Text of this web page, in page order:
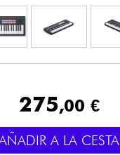
275,00 €
A LA CESTA